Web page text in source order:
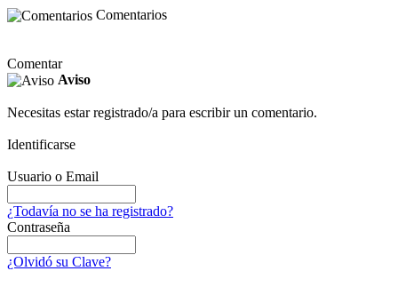
Comentarios
Comentar
Aviso
Necesitas estar registrado/a para escribir un comentario.
Identificarse
Usuario o Email
¿Todavía no se ha registrado?
Contraseña
¿Olvidó su Clave?